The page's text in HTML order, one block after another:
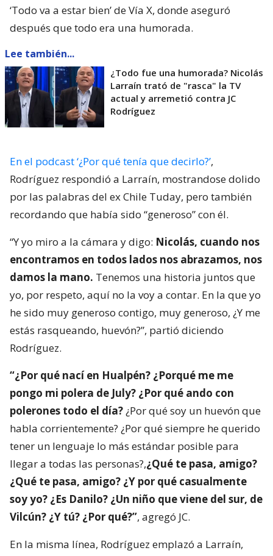
‘Todo va a estar bien’ de Vía X, donde aseguró
después que todo era una humorada.
Lee también...
¿Todo fue una humorada? Nicolás
Larraín trató de "rasca" la TV
actual y arremetió contra JC
Rodríguez
En el podcast ‘¿Por qué tenía que decirlo?’,
Rodríguez respondió a Larraín, mostrandose dolido
por las palabras del ex Chile Tuday, pero también
recordando que había sido “generoso” con él.
“Y yo miro a la cámara y digo: Nicolás, cuando nos
encontramos en todos lados nos abrazamos, nos
damos la mano. Tenemos una historia juntos que
yo, por respeto, aquí no la voy a contar. En la que yo
he sido muy generoso contigo, muy generoso, ¿Y me
estás rasqueando, huevón?”, partió diciendo
Rodríguez.
“¿Por qué nací en Hualpén? ¿Porqué me me
pongo mi polera de July? ¿Por qué ando con
polerones todo el día?¿Por qué soy un huevón que
habla corrientemente? ¿Por qué siempre he querido
tener un lenguaje lo más estándar posible para
llegar a todas las personas?,¿Qué te pasa, amigo?
¿Qué te pasa, amigo? ¿Y por qué casualmente
soy yo? ¿Es Danilo? ¿Un niño que viene del sur, de
Vilcún? ¿Y tú? ¿Por qué?”, agregó JC.
En la misma línea, Rodríguez emplazó a Larraín,